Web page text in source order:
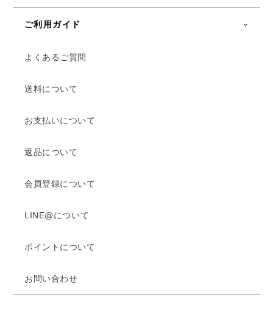
ご利用ガイド
よくあるご質問
送料について
お支払いについて
返品について
会員登録について
LINE@について
ポイントについて
お問い合わせ